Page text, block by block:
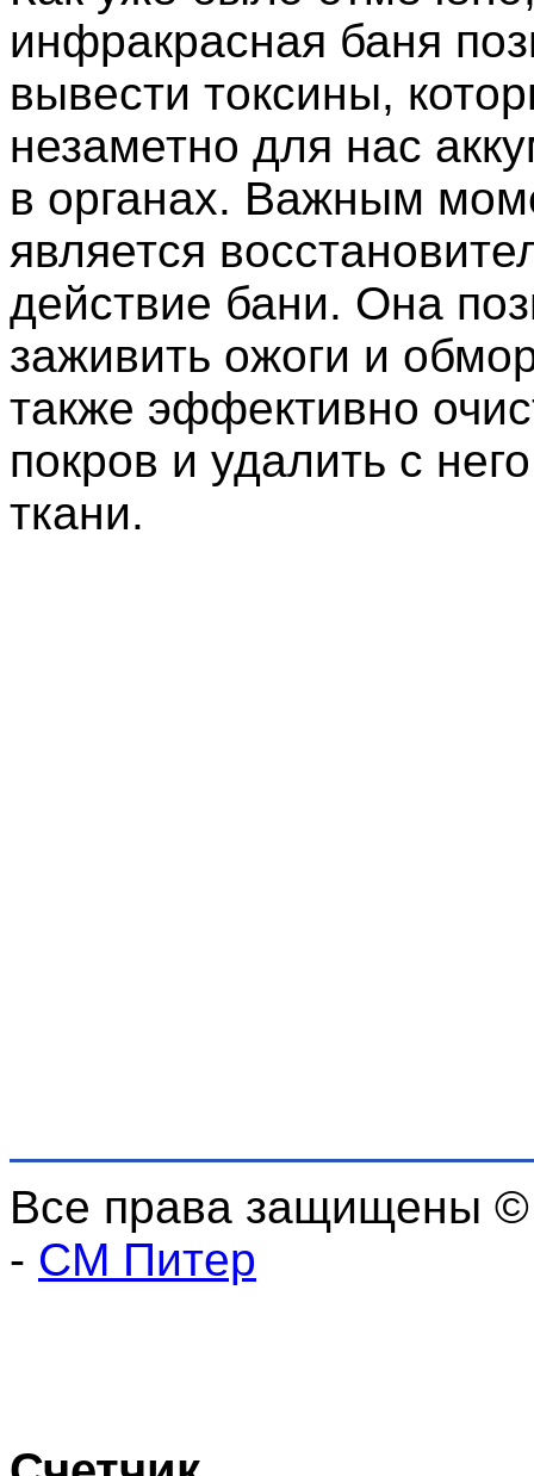
инфракрасная баня
вывести токсины,
незаметно для нас
в органах. Важным
является
действие бани. Она
заживить ожоги и
также эффективно
покров и удалить с
ткани.
Все права защищены
- СМ Питер